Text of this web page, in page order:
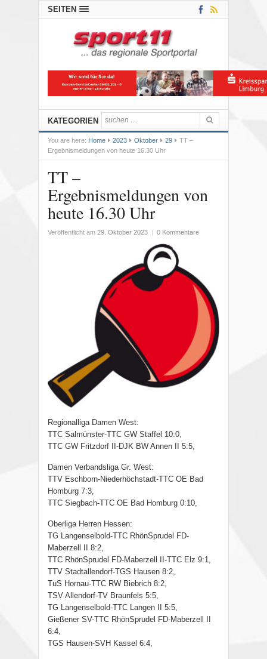
SEITEN
KATEGORIEN
You are here: Home 2023 Oktober 29
TT –
Ergebnismeldungen von heute 16.30 Uhr
TT –
Ergebnismeldungen von
heute 16.30 Uhr
Veröffentlicht am 29. Oktober 2023 0 Kommentare
Regionalliga Damen West:
TTC Salmünster-TTC GW Staffel 10:0,
TTC GW Fritzdorf II-DJK BW Annen II 5:5,
Damen Verbandsliga Gr. West:
TTV Eschborn-Niederhöchstadt-TTC OE Bad
Homburg 7:3,
TTC Siegbach-TTC OE Bad Homburg 0:10,
Oberliga Herren Hessen:
TG Langenselbold-TTC RhönSprudel FD-
Maberzell II 8:2,
TTC RhönSprudel FD-Maberzell II-TTC Elz 9:1,
TTV Stadtallendorf-TGS Hausen 8:2,
TuS Hornau-TTC RW Biebrich 8:2,
TSV Allendorf-TV Braunfels 5:5,
TG Langenselbold-TTC Langen II 5:5,
Gießener SV-TTC RhönSprudel FD-Maberzell II
6:4,
TGS Hausen-SVH Kassel 6:4,